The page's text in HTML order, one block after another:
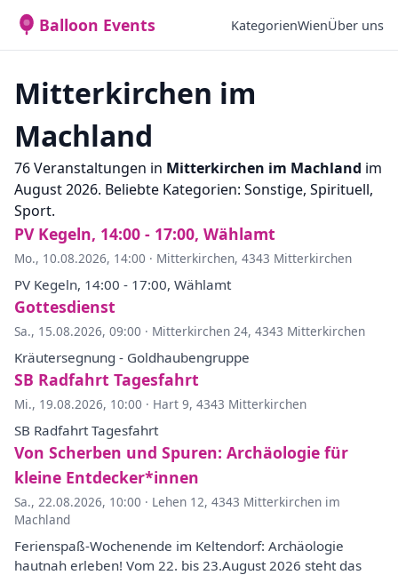
Balloon Events KategorienWienÜber uns
Mitterkirchen im
Machland
76 Veranstaltungen in Mitterkirchen im Machland im
August 2026. Beliebte Kategorien: Sonstige, Spirituell,
Sport.
PV Kegeln, 14:00 - 17:00, Wählamt
Mo., 10.08.2026, 14:00 · Mitterkirchen, 4343 Mitterkirchen
PV Kegeln, 14:00 - 17:00, Wählamt
Gottesdienst
Sa., 15.08.2026, 09:00 · Mitterkirchen 24, 4343 Mitterkirchen
Kräutersegnung - Goldhaubengruppe
SB Radfahrt Tagesfahrt
Mi., 19.08.2026, 10:00 · Hart 9, 4343 Mitterkirchen
SB Radfahrt Tagesfahrt
Von Scherben und Spuren: Archäologie für
kleine Entdecker*innen
Sa., 22.08.2026, 10:00 · Lehen 12, 4343 Mitterkirchen im
Machland
Ferienspaß-Wochenende im Keltendorf: Archäologie
hautnah erleben! Vom 22. bis 23.August 2026 steht das